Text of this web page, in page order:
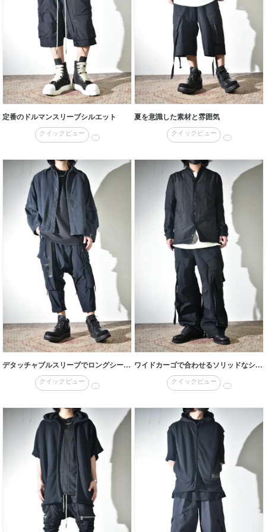
定番のドルマンスリーブシルエット
クイックビュー
夏を意識した素材と雰囲気
クイックビュー
デタッチャブルスリーブでロングシーズン対応
クイックビュー
ワイドカーゴで合わせるソリッドなシャツ
クイックビュー